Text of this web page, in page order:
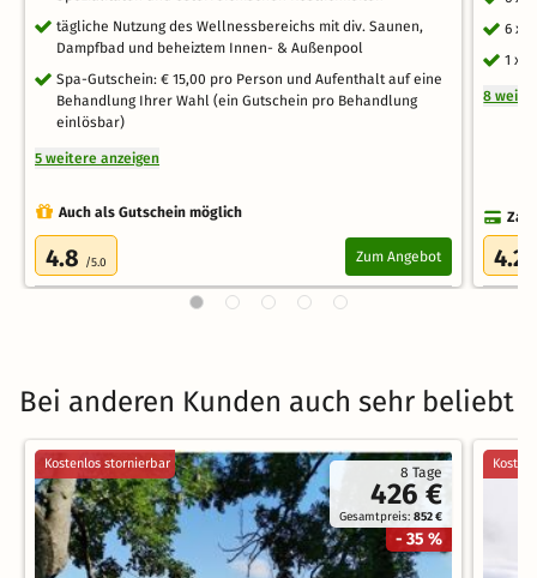
tägliche Nutzung des Wellnessbereichs mit div. Saunen,
Dampfbad und beheiztem Innen- & Außenpool
Spa-Gutschein: € 15,00 pro Person und Aufenthalt auf eine
Behandlung Ihrer Wahl (ein Gutschein pro Behandlung
einlösbar)
5 weitere anzeigen
Auch als Gutschein möglich
4.8 /5.0 Zum Angebot
6 x
1 x
8
4.2
Bei anderen Kunden auch sehr beliebt
8 Tage
426 €
Gesamtpreis:852 €
- 35 %
Kostenlos stornierbar